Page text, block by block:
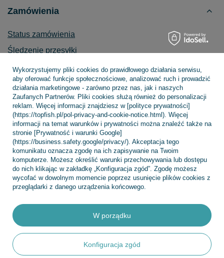
Zamówienia
Status zamówienia
Śledzenie przesyłki
Chcę zareklamować produkt
Chcę zwrócić produkt
Chcę wymienić towar
Kontakt
Konto
INFORMACJE
Wykorzystujemy pliki cookies do prawidłowego działania serwisu,
aby oferować funkcje społecznościowe, analizować ruch i prowadzić
działania marketingowe - zarówno przez nas, jak i naszych
Zaufanych Partnerów. Pliki cookies służą również do personalizacji
reklam. Więcej informacji znajdziesz w [polityce prywatności]
(https://topfish.pl/pol-privacy-and-cookie-notice.html). Więcej
informacji na temat warunków i prywatności można znaleźć także na
stronie [Prywatność i warunki Google]
(https://business.safety.google/privacy/). Akceptacja tego
komunikatu oznacza zgodę na ich zapisywanie na Twoim
komputerze. Możesz określić warunki przechowywania lub dostępu
do nich klikając w zakładkę „Konfiguracja zgód”. Zgodę możesz
wycofać w dowolnym momencie poprzez usunięcie plików cookies z
przeglądarki z danego urządzenia końcowego.
Konfiguracja zgód
W porządku